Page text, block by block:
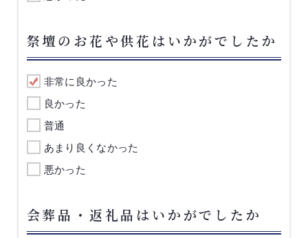
祭壇のお花や供花はいかがでしたか
非常に良かった
良かった
普通
あまり良くなかった
悪かった
会葬品・返礼品はいかがでしたか